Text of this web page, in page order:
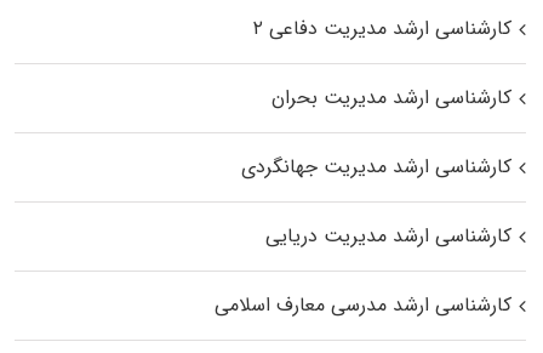
کارشناسی ارشد مدیریت دفاعی ۲
کارشناسی ارشد مدیریت بحران
کارشناسی ارشد مدیریت جهانگردی
کارشناسی ارشد مدیریت دریایی
کارشناسی ارشد مدرسی معارف اسلامی